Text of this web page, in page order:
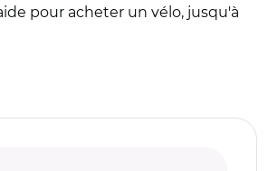
pour acheter un vélo, jusqu'à